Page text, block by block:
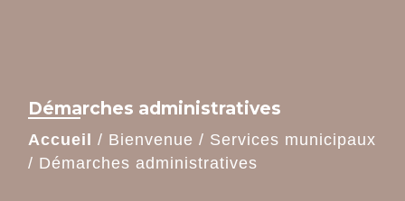
Démarches administratives
Accueil / Bienvenue / Services municipaux
/ Démarches administratives